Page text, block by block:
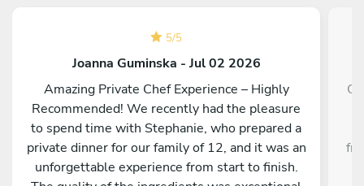
5/5
Joanna Guminska - Jul 02 2026
Amazing Private Chef Experience – Highly
Recommended! We recently had the pleasure
to spend time with Stephanie, who prepared a
private dinner for our family of 12, and it was an
unforgettable experience from start to finish.